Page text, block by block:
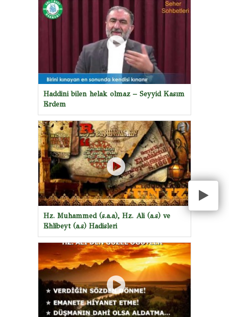
Haddini bilen helak olmaz – Seyyid Kasım
Erdem
Hz. Muhammed (s.a.a), Hz. Ali (a.s) ve
Ehlibeyt (a.s) Hadisleri